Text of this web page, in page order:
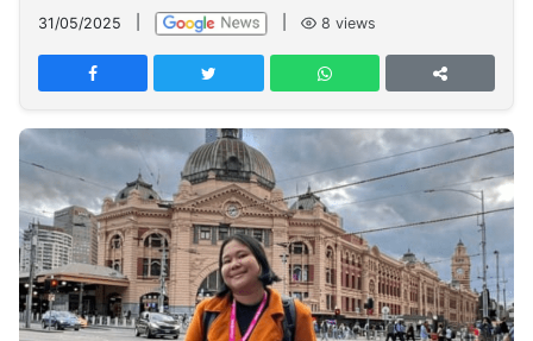
Network
PT
TREETAN
INDONESIA
Partner
Insight
NTB
Suara
Time
Lens
IDN
Daily
Jogja
Jalan
Rakyat
Idealita
News
Kita
Notice
Dinamikapost.com
Radar
Baru
Seedbacklink
31/05/2025 8 views